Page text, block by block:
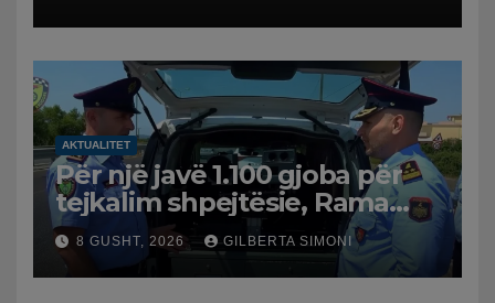
AKTUALITET
Për një javë 1.100 gjoba për
tejkalim shpejtësie, Rama
publikon videon: Kamerat e
trafikut së shpejti në
funksion
8 GUSHT, 2026 GILBERTA SIMONI